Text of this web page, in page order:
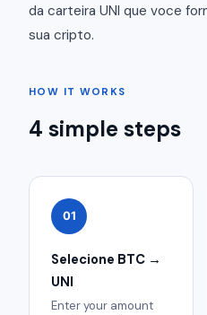
da carteira UNI que voce
sua cripto.
HOW IT WORKS
4 simple steps
01
Selecione BTC →
UNI
Enter your amount